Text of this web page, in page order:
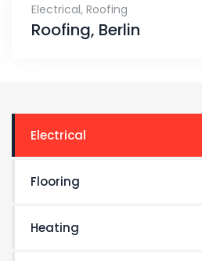
Electrical, Roofing
Roofing, Berlin
Electrical
Flooring
Heating